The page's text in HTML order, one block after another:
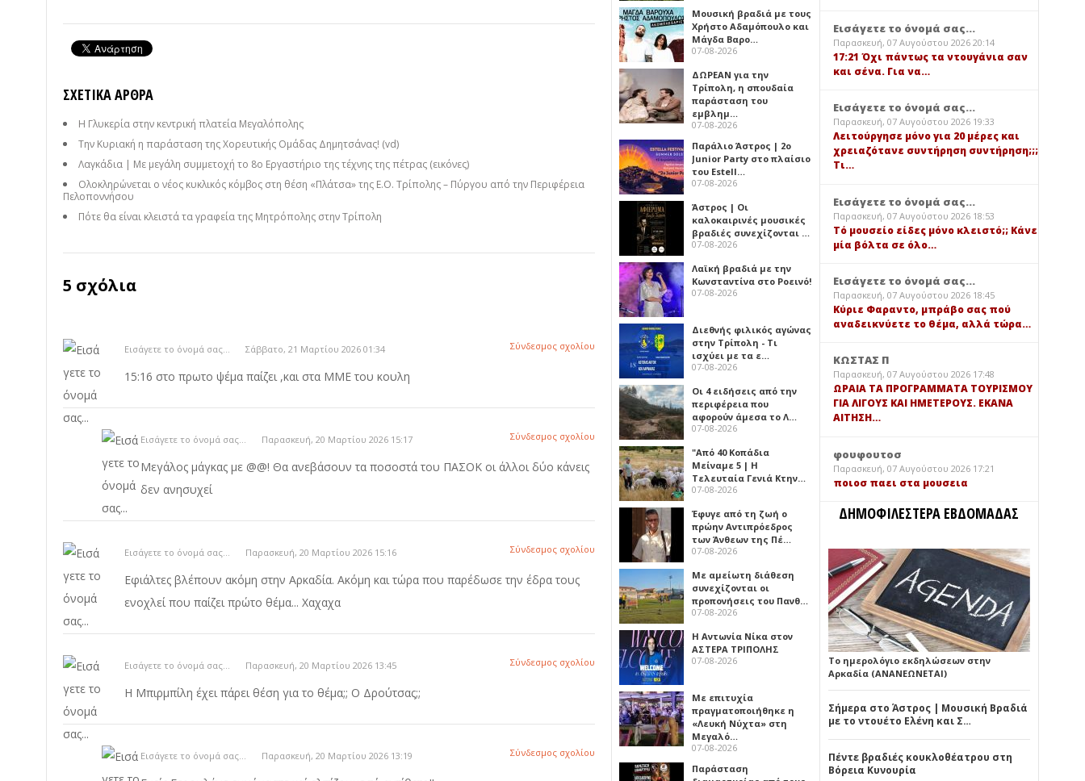
ΣΧΕΤΙΚΆ ΆΡΘΡΑ
Η Γλυκερία στην κεντρική πλατεία Μεγαλόπολης
Την Κυριακή η παράσταση της Χορευτικής Ομάδας Δημητσάνας! (vd)
Λαγκάδια | Με μεγάλη συμμετοχή το 8ο Εργαστήριο της τέχνης της πέτρας (εικόνες)
Ολοκληρώνεται ο νέος κυκλικός κόμβος στη θέση «Πλάτσα» της Ε.Ο. Τρίπολης – Πύργου από την Περιφέρεια
Πελοποννήσου
Πότε θα είναι κλειστά τα γραφεία της Μητρόπολης στην Τρίπολη
5 σχόλια
Εισάγετε το όνομά σας... Σάββατο, 21 Μαρτίου 2026 01:34 Σύνδεσμος σχολίου
15:16 στο πρωτο ψέμα παίζει ,και στα ΜΜΕ του κουλη
Εισάγετε το όνομά σας... Παρασκευή, 20 Μαρτίου 2026 15:17 Σύνδεσμος σχολίου
Μεγάλος μάγκας με @@! Θα ανεβάσουν τα ποσοστά του ΠΑΣΟΚ οι άλλοι δύο κάνεις
δεν ανησυχεί
Εισάγετε το όνομά σας... Παρασκευή, 20 Μαρτίου 2026 15:16 Σύνδεσμος σχολίου
Εφιάλτες βλέπουν ακόμη στην Αρκαδία. Ακόμη και τώρα που παρέδωσε την έδρα τους
ενοχλεί που παίζει πρώτο θέμα... Χαχαχα
Εισάγετε το όνομά σας... Παρασκευή, 20 Μαρτίου 2026 13:45 Σύνδεσμος σχολίου
Η Μπιρμπίλη έχει πάρει θέση για το θέμα;; Ο Δρούτσας;;
Εισάγετε το όνομά σας... Παρασκευή, 20 Μαρτίου 2026 13:19 Σύνδεσμος σχολίου
Μουσική βραδιά με τους
Χρήστο Αδαμόπουλο και
Μάγδα Βαρο…
07-08-2026
ΔΩΡΕΑΝ για την
Τρίπολη, η σπουδαία
παράσταση του
εμβλημ…
07-08-2026
Παράλιο Άστρος | 2ο
Junior Party στο πλαίσιο
του Estell…
07-08-2026
Άστρος | Οι
καλοκαιρινές μουσικές
βραδιές συνεχίζονται …
07-08-2026
Λαϊκή βραδιά με την
Κωνσταντίνα στο Ροεινό!
07-08-2026
Διεθνής φιλικός αγώνας
στην Τρίπολη - Τι
ισχύει με τα ε…
07-08-2026
Οι 4 ειδήσεις από την
περιφέρεια που
αφορούν άμεσα το Λ…
07-08-2026
"Από 40 Κοπάδια
Μείναμε 5 | Η
Τελευταία Γενιά Κτην…
07-08-2026
Έφυγε από τη ζωή ο
πρώην Αντιπρόεδρος
των Άνθεων της Πέ…
07-08-2026
Με αμείωτη διάθεση
συνεχίζονται οι
προπονήσεις του Πανθ…
07-08-2026
Η Αντωνία Νίκα στον
ΑΣΤΕΡΑ ΤΡΙΠΟΛΗΣ
07-08-2026
Με επιτυχία
πραγματοποιήθηκε η
«Λευκή Νύχτα» στη
Μεγαλό…
07-08-2026
Παράσταση
Εισάγετε το όνομά σας...
Παρασκευή, 07 Αυγούστου 2026 20:14
17:21 Όχι πάντως τα ντουγάνια σαν
και σένα. Για να…
Εισάγετε το όνομά σας...
Παρασκευή, 07 Αυγούστου 2026 19:33
Λειτούργησε μόνο για 20 μέρες και
χρειαζότανε συντήρηση συντήρηση;;;
Τι…
Εισάγετε το όνομά σας...
Παρασκευή, 07 Αυγούστου 2026 18:53
Τό μουσείο είδες μόνο κλειστό;; Κάνε
μία βόλτα σε όλο…
Εισάγετε το όνομά σας...
Παρασκευή, 07 Αυγούστου 2026 18:45
Κύριε Φαραντο, μπράβο σας πού
αναδεικνύετε το θέμα, αλλά τώρα…
ΚΩΣΤΑΣ Π
Παρασκευή, 07 Αυγούστου 2026 17:48
ΩΡΑΙΑ ΤΑ ΠΡΟΓΡΑΜΜΑΤΑ ΤΟΥΡΙΣΜΟΥ
ΓΙΑ ΛΙΓΟΥΣ ΚΑΙ ΗΜΕΤΕΡΟΥΣ. ΕΚΑΝΑ
ΑΙΤΗΣΗ…
φουφουτοσ
Παρασκευή, 07 Αυγούστου 2026 17:21
ποιοσ παει στα μουσεια
ΔΗΜΟΦΙΛΕΣΤΕΡΑ ΕΒΔΟΜΑΔΑΣ
Το ημερολόγιο εκδηλώσεων στην
Αρκαδία (ΑΝΑΝΕΩΝΕΤΑΙ)
Σήμερα στο Άστρος | Μουσική Βραδιά
με το ντουέτο Ελένη και Σ…
Πέντε βραδιές κουκλοθέατρου στη
Βόρεια Κυνουρία